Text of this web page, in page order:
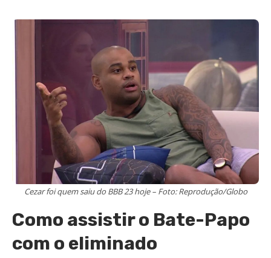
Cezar foi quem saiu do BBB 23 hoje – Foto: Reprodução/Globo
Como assistir o Bate-Papo
com o eliminado